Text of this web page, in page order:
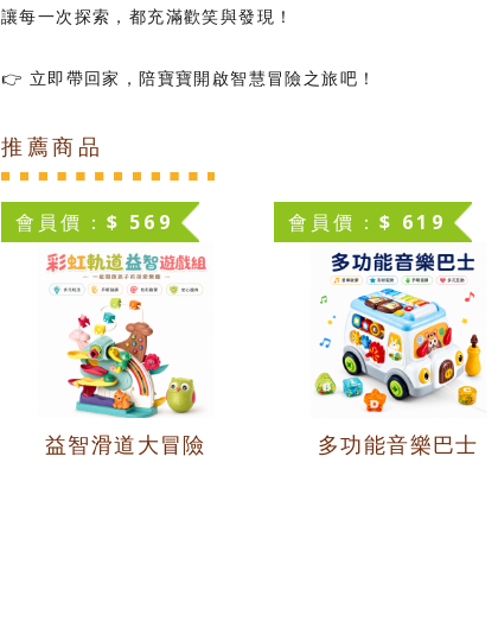
讓每一次探索，都充滿歡笑與發現！
👉 立即帶回家，陪寶寶開啟智慧冒險之旅吧！
推薦商品
會員價：$ 569
益智滑道大冒險
會員價：$ 619
多功能音樂巴士